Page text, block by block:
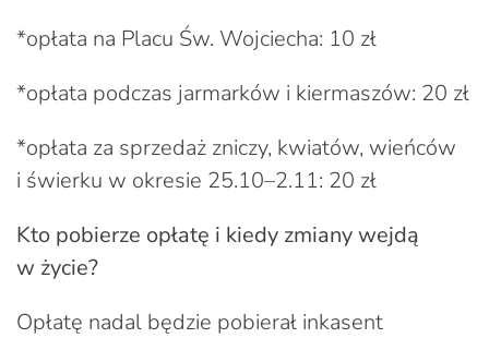
*opłata na Placu Św. Wojciecha: 10 zł
*opłata podczas jarmarków i kiermaszów: 20 zł
*opłata za sprzedaż zniczy, kwiatów, wieńców
i świerku w okresie 25.10–2.11: 20 zł
Kto pobierze opłatę i kiedy zmiany wejdą
w życie?
Opłatę nadal będzie pobierał inkasent